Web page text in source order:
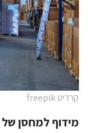
קרדיט freepik
מידוף למחסן